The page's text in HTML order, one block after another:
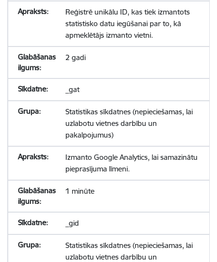
Reģistrē unikālu ID, kas tiek izmantots
statistisko datu iegūšanai par to, kā
apmeklētājs izmanto vietni.
2 gadi
_gat
Statistikas sīkdatnes (nepieciešamas, lai
uzlabotu vietnes darbību un
pakalpojumus)
Izmanto Google Analytics, lai samazinātu
pieprasījuma līmeni.
1 minūte
_gid
Statistikas sīkdatnes (nepieciešamas, lai
uzlabotu vietnes darbību un